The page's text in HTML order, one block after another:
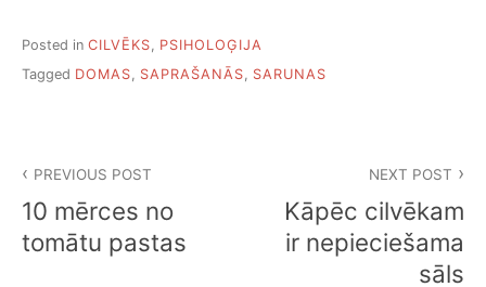
Posted in CILVĒKS, PSIHOLOĢIJA
Tagged DOMAS SAPRAŠANĀS SARUNAS
izvēlne
PREVIOUS POST
10 mērces no
tomātu pastas
NEXT POST
Kāpēc cilvēkam
ir nepieciešama
sāls